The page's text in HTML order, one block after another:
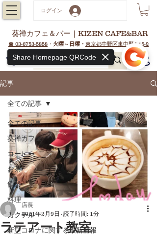
ログイン
葵禅カフェ＆バー｜KIZEN CAFE&BAR
☎ 03-6753-5858 ・ 火曜～日曜・ 東京都中野区東中野4-15-2
記事
全ての記事
葵禅カフェ
コーヒー
お茶
飲茶
料理
カクテル
新型コロナに関する最新情報
全ての記事
ラテアート教室
店長
2021年2月9日
読了時間: 1分
Share Homepage QRCode